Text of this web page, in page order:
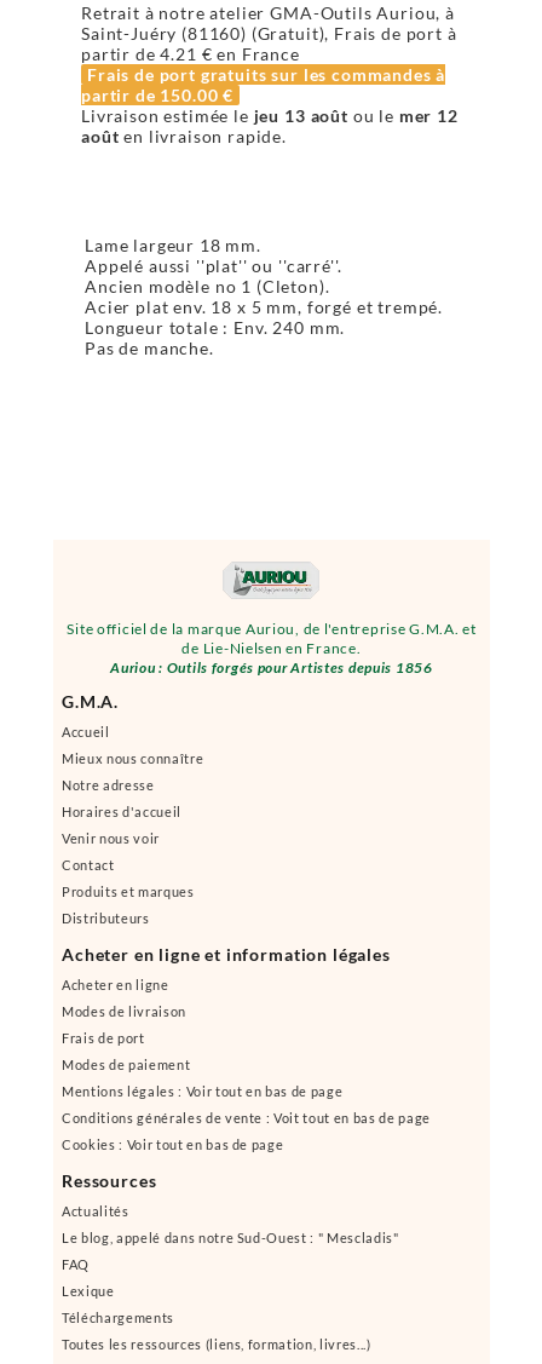
Site officiel de la marque Auriou, de l'entreprise G.M.A. et
de Lie-Nielsen en France.
Auriou : Outils forgés pour Artistes depuis 1856
G.M.A.
Accueil
Mieux nous connaître
Notre adresse
Horaires d'accueil
Venir nous voir
Contact
Produits et marques
Distributeurs
Acheter en ligne et information légales
Acheter en ligne
Modes de livraison
Frais de port
Modes de paiement
Mentions légales : Voir tout en bas de page
Conditions générales de vente : Voit tout en bas de page
Cookies : Voir tout en bas de page
Ressources
Actualités
Le blog, appelé dans notre Sud-Ouest : " Mescladis"
FAQ
Lexique
Téléchargements
Toutes les ressources (liens, formation, livres...)
Retrait à notre atelier GMA-Outils Auriou, à
Saint-Juéry (81160) (Gratuit), Frais de port à
partir de4.21 € en France
Frais de port gratuits sur les commandes à
partir de 150.00 €
Livraison estimée le jeu 13 août ou le mer 12
août en livraison rapide.
Lame largeur 18 mm.
Appelé aussi ''plat'' ou ''carré''.
Ancien modèle no 1 (Cleton).
Acier plat env. 18 x 5 mm, forgé et trempé.
Longueur totale : Env. 240 mm.
Pas de manche.